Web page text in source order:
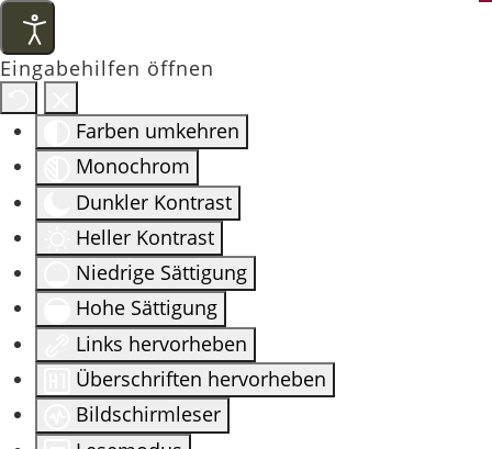
Eingabehilfen öffnen
Farben umkehren
Monochrom
Dunkler Kontrast
Heller Kontrast
Niedrige Sättigung
Hohe Sättigung
Links hervorheben
Überschriften hervorheben
Bildschirmleser